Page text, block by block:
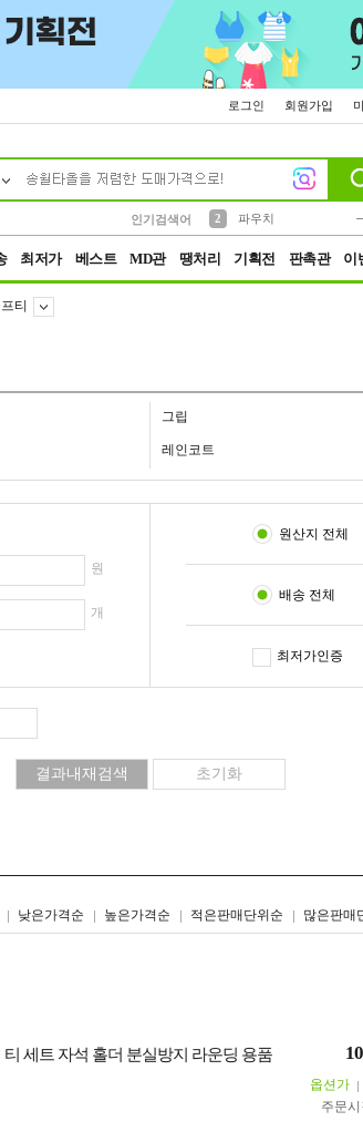
로그인 회원가입
인기검색어
2
파우치
최저가 베스트 MD관 땡처리 기획전 판촉관 이
티
그립
레인코트
원
개
원산지 전체
배송 전체
최저가인증
낮은가격순 높은가격순 적은판매단위순 많은판매
세트 자석 홀더 분실방지 라운딩 용품
옵션가
주문시